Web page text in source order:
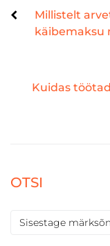
Millistelt
käibemaksu
Kuidas
OTSI